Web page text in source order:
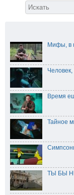
Мифы, в
Время
Тайное
ТЫ БЫ